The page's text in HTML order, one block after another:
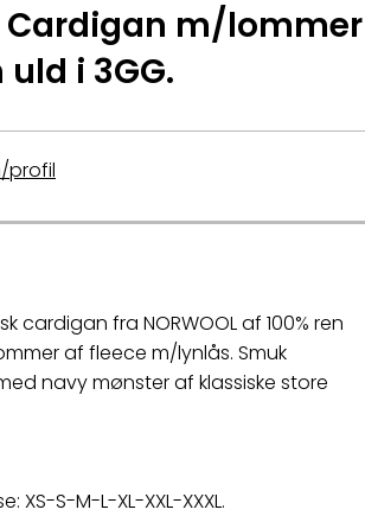
Cardigan m/lommer
uld i 3GG.
profil
cardigan fra NORWOOL af 100% ren
af fleece m/lynlås. Smuk
navy mønster af klassiske store
XS-S-M-L-XL-XXL-XXXL.